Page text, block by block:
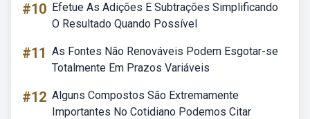
#10 Efetue As Adições E Subtrações Simplificando
O Resultado Quando Possível
#11 As Fontes Não Renováveis Podem Esgotar-se
Totalmente Em Prazos Variáveis
#12 Alguns Compostos São Extremamente
Importantes No Cotidiano Podemos Citar